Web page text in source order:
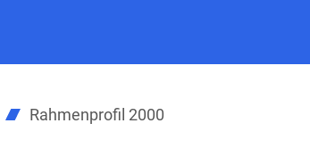
Rahmenprofil 2000